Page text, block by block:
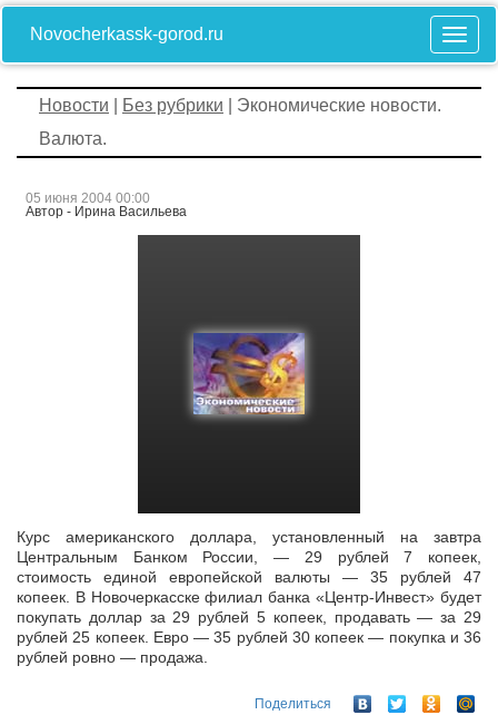
Novocherkassk-gorod.ru
Новости Без рубрики | Экономические новости.
Валюта.
05 июня 2004 00:00
Автор - Ирина Васильева
Курс американского доллара, установленный на завтра
Центральным Банком России, — 29 рублей 7 копеек,
стоимость единой европейской валюты — 35 рублей 47
копеек. В Новочеркасске филиал банка «Центр-Инвест» будет
покупать доллар за 29 рублей 5 копеек, продавать — за 29
рублей 25 копеек. Евро — 35 рублей 30 копеек — покупка и 36
рублей ровно — продажа.
Поделиться